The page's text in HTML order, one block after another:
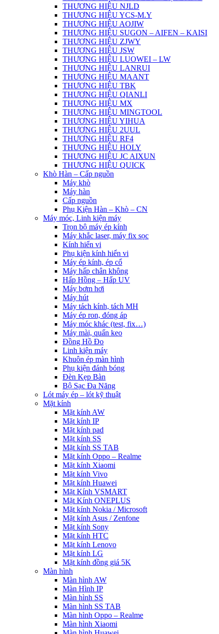
THƯƠNG HIỆU NJLD
THƯƠNG HIỆU YCS-M.Y
THƯƠNG HIỆU AOJIW
THƯƠNG HIỆU SUGON – AIFEN – KAISI
THƯƠNG HIỆU ZJWY
THƯƠNG HIỆU JSW
THƯƠNG HIỆU LUOWEI – LW
THƯƠNG HIỆU LANRUI
THƯƠNG HIỆU MAANT
THƯƠNG HIỆU TBK
THƯƠNG HIỆU QIANLI
THƯƠNG HIỆU MX
THƯƠNG HIỆU MINGTOOL
THƯƠNG HIỆU YIHUA
THƯƠNG HIỆU 2UUL
THƯƠNG HIỆU RF4
THƯƠNG HIỆU HOLY
THƯƠNG HIỆU JC AIXUN
THƯƠNG HIỆU QUICK
Khò Hàn – Cấp nguồn
Máy khò
Máy hàn
Cấp nguồn
Phụ Kiện Hàn – Khò – CN
Máy móc, Linh kiện máy
Trọn bộ máy ép kính
Máy khắc laser, máy fix sọc
Kính hiển vi
Phụ kiện kính hiển vi
Máy ép kính, ép cổ
Máy hấp chân không
Hấp Hồng – Hấp UV
Máy bơm hơi
Máy hút
Máy tách kính, tách MH
Máy ép ron, đóng áp
Máy móc khác (test, fix…)
Máy mài, quấn keo
Đồng Hồ Đo
Linh kiện máy
Khuôn ép màn hình
Phụ kiện đánh bóng
Đèn Kẹp Bàn
Bộ Sạc Đa Năng
Lót máy ép – lót kỹ thuật
Mặt kính
Mặt kính AW
Mặt kính IP
Mặt kính pad
Mặt kính SS
Mặt kính SS TAB
Mặt kính Oppo – Realme
Mặt kính Xiaomi
Mặt kính Vivo
Mặt kính Huawei
Mặt Kính VSMART
Mặt Kính ONEPLUS
Mặt kính Nokia / Microsoft
Mặt kính Asus / Zenfone
Mặt kính Sony
Mặt kính HTC
Mặt kính Lenovo
Mặt kính LG
Mặt kính đồng giá 5K
Màn hình
Màn hình AW
Màn Hình IP
Màn hình SS
Màn hình SS TAB
Màn hình Oppo – Realme
Màn hình Xiaomi